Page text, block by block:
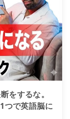
をするな。
つで英語脳に